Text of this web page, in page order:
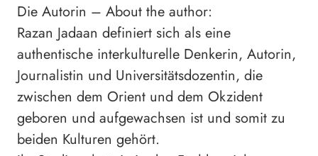
Die Autorin – About the author:
Razan Jadaan definiert sich als eine
authentische interkulturelle Denkerin, Autorin,
Journalistin und Universitätsdozentin, die
zwischen dem Orient und dem Okzident
geboren und aufgewachsen ist und somit zu
beiden Kulturen gehört.